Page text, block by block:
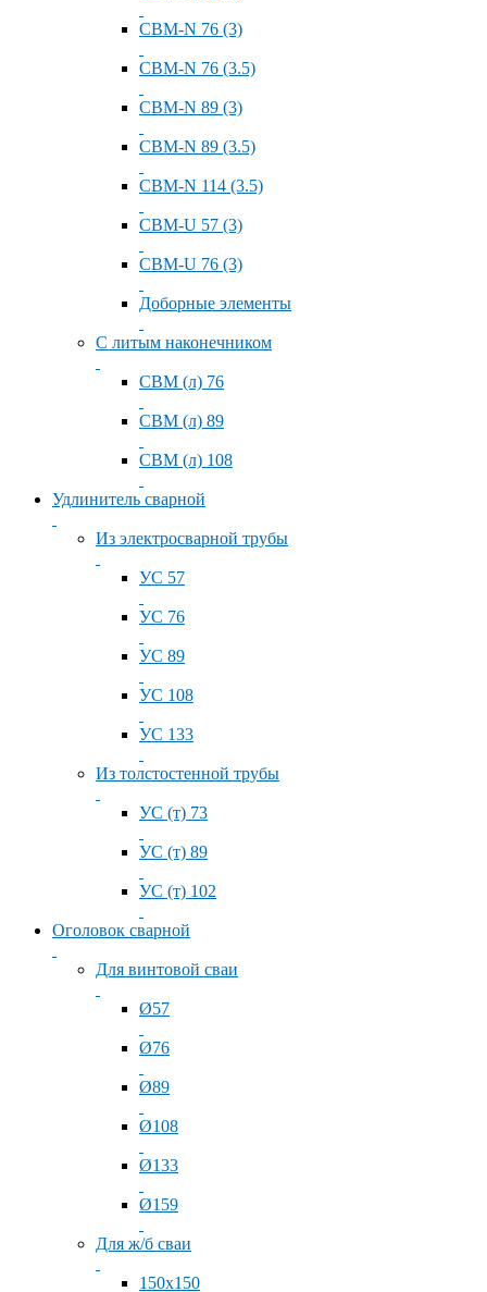
СВМ-N 76 (3)
СВМ-N 76 (3.5)
СВМ-N 89 (3)
СВМ-N 89 (3.5)
СВМ-N 114 (3.5)
СВМ-U 57 (3)
СВМ-U 76 (3)
Доборные элементы
С литым наконечником
СВМ (л) 76
СВМ (л) 89
СВМ (л) 108
Удлинитель сварной
Из электросварной трубы
УС 57
УС 76
УС 89
УС 108
УС 133
Из толстостенной трубы
УС (т) 73
УС (т) 89
УС (т) 102
Оголовок сварной
Для винтовой сваи
Ø57
Ø76
Ø89
Ø108
Ø133
Ø159
Для ж/б сваи
150x150